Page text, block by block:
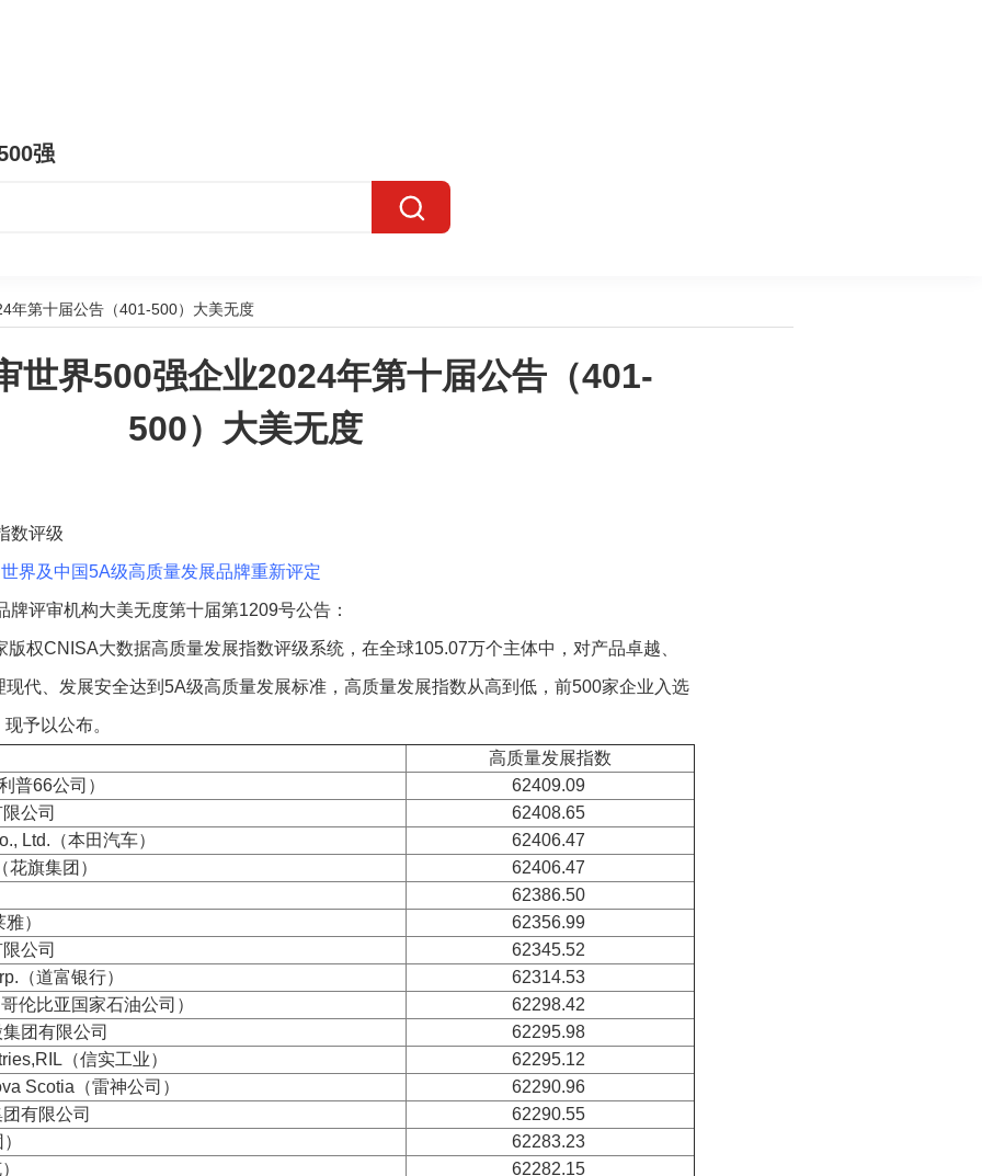
强
年第十届公告（401-500）大美无度
世界500强企业2024年第十届公告（401-
500）大美无度
数评级
界及中国5A级高质量发展品牌重新评定
评审机构大美无度第十届第1209号公告：
权CNISA大数据高质量发展指数评级系统，在全球105.07万个主体中，对产品卓越、
代、发展安全达到5A级高质量发展标准，高质量发展指数从高到低，前500家企业入选
予以公布。
高质量发展指数
普66公司）
62409.09
公司
62408.65
Ltd.（本田汽车）
62406.47
花旗集团）
62406.47
62386.50
）
62356.99
公司
62345.52
（道富银行）
62314.53
伦比亚国家石油公司）
62298.42
团有限公司
62295.98
（信实工业）
62295.12
Scotia（雷神公司）
62290.96
有限公司
62290.55
62283.23
62282.15